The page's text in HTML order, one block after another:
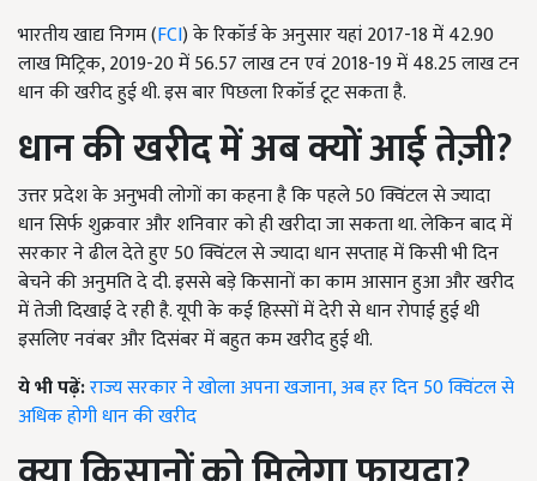
भारतीय खाद्य निगम (FCI) के रिकॉर्ड के अनुसार यहां 2017-18 में 42.90
लाख मिट्रिक, 2019-20 में 56.57 लाख टन एवं 2018-19 में 48.25 लाख टन
धान की खरीद हुई थी. इस बार पिछला रिकॉर्ड टूट सकता है.
धान की खरीद में अब क्यों आई तेज़ी?
उत्तर प्रदेश के अनुभवी लोगों का कहना है कि पहले 50 क्विंटल से ज्यादा
धान सिर्फ शुक्रवार और शनिवार को ही खरीदा जा सकता था. लेकिन बाद में
सरकार ने ढील देते हुए 50 क्विंटल से ज्यादा धान सप्ताह में किसी भी दिन
बेचने की अनुमति दे दी. इससे बड़े किसानों का काम आसान हुआ और खरीद
में तेजी दिखाई दे रही है. यूपी के कई हिस्सों में देरी से धान रोपाई हुई थी
इसलिए नवंबर और दिसंबर में बहुत कम खरीद हुई थी.
ये भी पढ़ें:राज्य सरकार ने खोला अपना खजाना, अब हर दिन 50 क्विंटल से
अधिक होगी धान की खरीद